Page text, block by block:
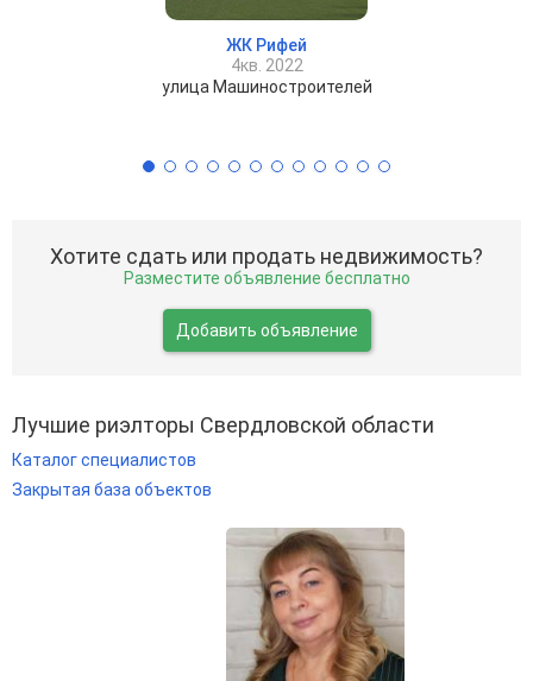
ЖК Рифей
4кв. 2022
улица Машиностроителей
Хотите сдать или продать недвижимость?
Разместите объявление бесплатно
Добавить объявление
Лучшие риэлторы Свердловской области
Каталог специалистов
Закрытая база объектов